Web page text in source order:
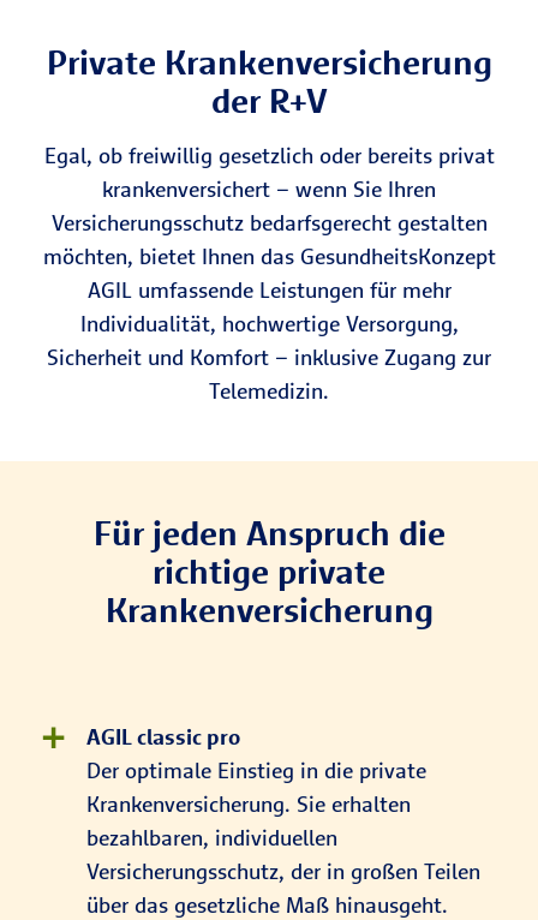
Private Kranken­versicherung
der R+V
Egal, ob freiwillig gesetzlich oder bereits privat
krankenversichert – wenn Sie Ihren
Versicherungs­schutz bedarfsgerecht gestalten
möchten, bietet Ihnen das GesundheitsKonzept
AGIL umfassende Leistungen für mehr
Individualität, hochwertige Versorgung,
Sicherheit und Komfort – inklusive Zugang zur
Telemedizin.
Für jeden Anspruch die
richtige private
Krankenversicherung
AGIL classic pro
Der optimale Einstieg in die private
Krankenversicherung. Sie erhalten
bezahlbaren, individuellen
Versicherungsschutz, der in großen Teilen
über das gesetzliche Maß hinausgeht.